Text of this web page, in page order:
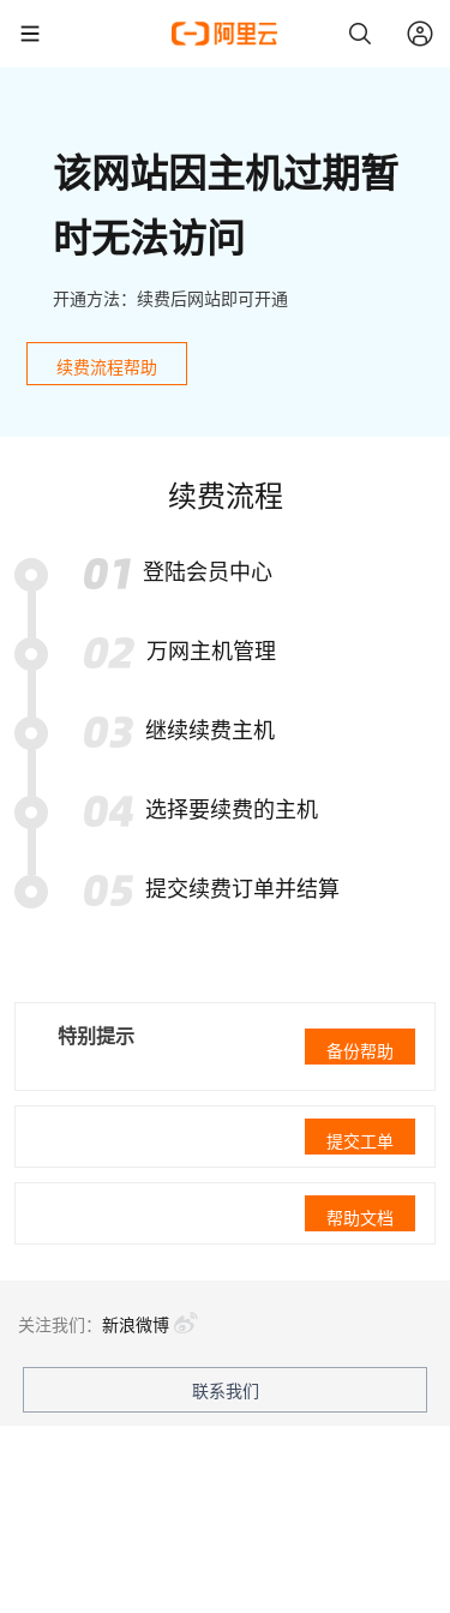
该网站因主机过期暂
时无法访问
开通方法：续费后网站即可开通
续费流程帮助
续费流程
登陆会员中心
万网主机管理
继续续费主机
选择要续费的主机
提交续费订单并结算
特别提示
备份帮助
提交工单
帮助文档